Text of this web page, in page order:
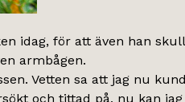
idag, för att även han
armbågen.
Vetten sa att jag nu
och tittad på, nu kan jag